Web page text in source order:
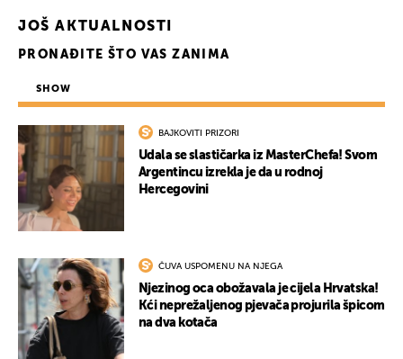
JOŠ AKTUALNOSTI
PRONAĐITE ŠTO VAS ZANIMA
SHOW
BAJKOVITI PRIZORI
Udala se slastičarka iz MasterChefa! Svom
Argentincu izrekla je da u rodnoj
Hercegovini
ČUVA USPOMENU NA NJEGA
Njezinog oca obožavala je cijela Hrvatska!
Kći neprežaljenog pjevača projurila špicom
na dva kotača